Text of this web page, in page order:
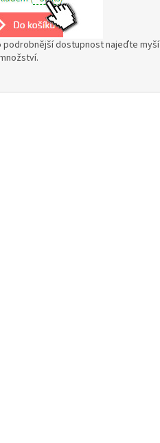
podrobnější dostupnost najeďte myší